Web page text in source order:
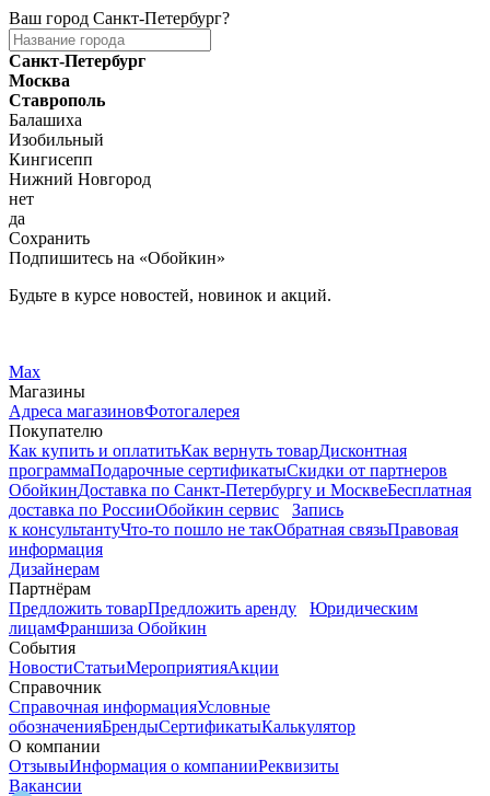
Ваш город Санкт-Петербург?
Санкт-Петербург
Москва
Ставрополь
Балашиха
Изобильный
Кингисепп
Нижний Новгород
нет
да
Сохранить
Подпишитесь на «Обойкин»
Будьте в курсе новостей, новинок и акций.
Max
Магазины
Адреса магазиновФотогалерея
Покупателю
Как купить и оплатитьКак вернуть товарДисконтная
программаПодарочные сертификатыСкидки от партнеров
ОбойкинДоставка по Санкт-Петербургу и МосквеБесплатная
доставка по РоссииОбойкин сервис
Запись
к консультантуЧто-то пошло не такОбратная связьПравовая
информация
Дизайнерам
Партнёрам
Предложить товарПредложить аренду
Юридическим
лицамФраншиза Обойкин
События
НовостиСтатьиМероприятияАкции
Справочник
Справочная информацияУсловные
обозначенияБрендыСертификатыКалькулятор
О компании
ОтзывыИнформация о компанииРеквизиты
Вакансии